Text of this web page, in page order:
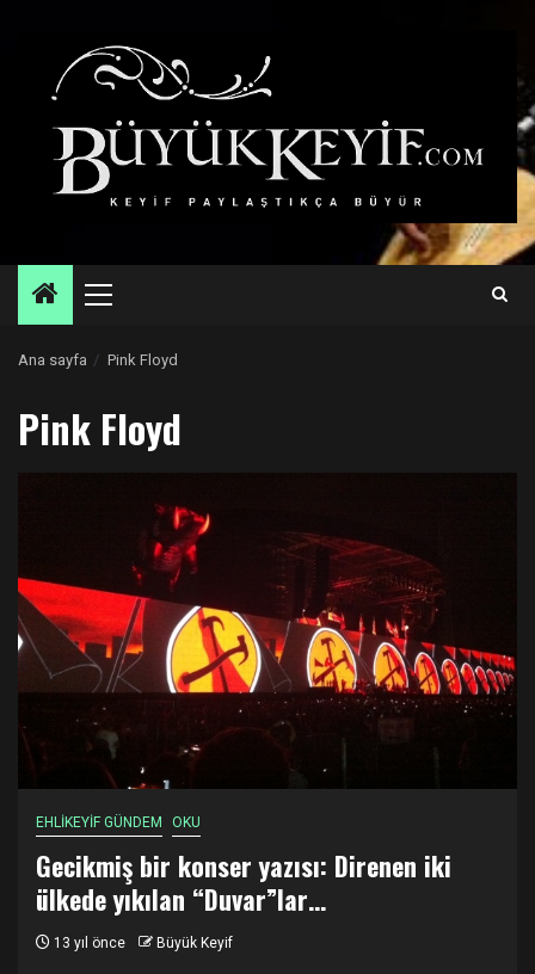
Primary
Ana sayfa Pink Floyd
Pink Floyd
EHLİKEYİF GÜNDEM OKU
Gecikmiş bir konser yazısı: Direnen iki
ülkede yıkılan “Duvar”lar…
13 yıl önce Büyük Keyif